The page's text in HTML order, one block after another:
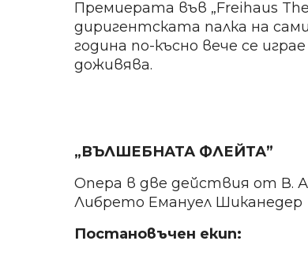
Премиерата във „Freihaus
диригентската палка на
година по-късно вече се
доживява.
„ВЪЛШЕБНАТА ФЛЕЙТА”
Опера в две действия от В.
Либрето Емануел Шиканедер
Постановъчен екип: